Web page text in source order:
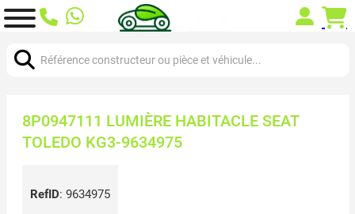
8P0947111 LUMIÈRE HABITACLE SEAT
TOLEDO KG3-9634975
RefID: 9634975